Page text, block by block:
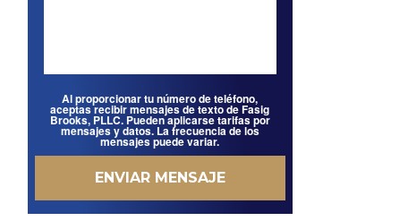
Al proporcionar tu número de teléfono,
aceptas recibir mensajes de texto de Fasig
Brooks, PLLC. Pueden aplicarse tarifas por
mensajes y datos. La frecuencia de los
mensajes puede variar.